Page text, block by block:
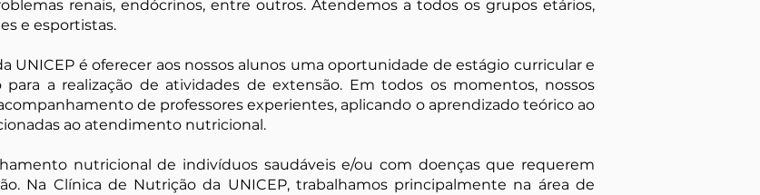
renais, endócrinos, entre outros. Atendemos a todos os grupos etários,
e esportistas.
UNICEP é oferecer aos nossos alunos uma oportunidade de estágio curricular e
a realização de atividades de extensão. Em todos os momentos, nossos
de professores experientes, aplicando o aprendizado teórico ao
ao atendimento nutricional.
nutricional de indivíduos saudáveis e/ou com doenças que requerem
Na Clínica de Nutrição da UNICEP, trabalhamos principalmente na área de